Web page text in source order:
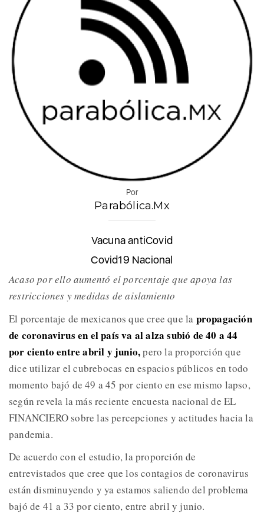
Por
Parabólica.Mx
Vacuna antiCovid
Covid19 Nacional
Acaso por ello aumentó el porcentaje que apoya las
restricciones y medidas de aislamiento
El porcentaje de mexicanos que cree que la propagación
de coronavirus en el país va al alza subió de 40 a 44
por ciento entre abril y junio,pero la proporción que
dice utilizar el cubrebocas en espacios públicos en todo
momento bajó de 49 a 45 por ciento en ese mismo lapso,
según revela la más reciente encuesta nacional de EL
FINANCIERO sobre las percepciones y actitudes hacia la
pandemia.
De acuerdo con el estudio, la proporción de
entrevistados que cree que los contagios de coronavirus
están disminuyendo y ya estamos saliendo del problema
bajó de 41 a 33 por ciento, entre abril y junio.